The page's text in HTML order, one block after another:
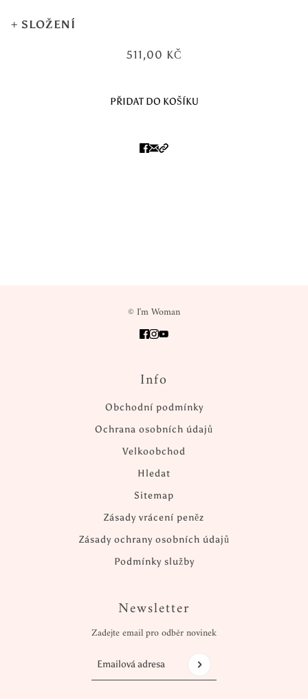
jsi vytvořila a v tomto období to hodnotíš. Náramek pomáhá
prohloubit tvou spokojenost. Pomalu tě ladí na dobu výdechu.
Tato fáze cyklu se běžně nazýváKouzelnice
Náramek noste v období sklizně - období výdechu a klidu, nebo
když se s tímto tématem potřebujete více vědomě propojit
SLOŽENÍ
broušený obsidián, ametyst, říční perly, broušený křišťál
511,00 KČ
PŘIDAT DO KOŠÍKU
© I'm Woman
Info
Obchodní podmínky
Ochrana osobních údajů
Velkoobchod
Hledat
Sitemap
Zásady vrácení peněz
Zásady ochrany osobních údajů
Podmínky služby
Newsletter
Zadejte email pro odběr novinek
Emailová adresa
Tento web je chráněn službou hCaptcha a